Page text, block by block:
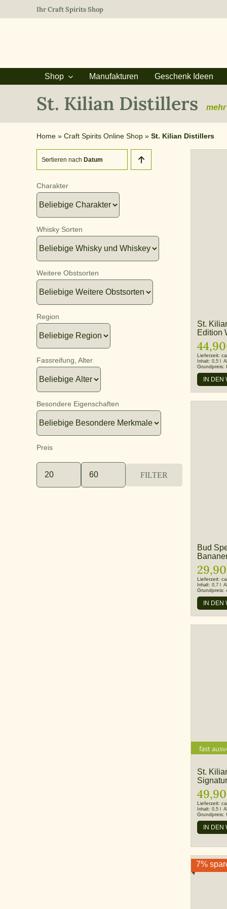
Ihr Craft Spirits Shop
Shop Manufakturen Geschenk Ideen
St. Kilian Distillers
Home» Craft Spirits Online Shop» St. Kilian Distillers
Sortieren nach Datum
Charakter
Whisky Sorten
Weitere Obstsorten
Region
Fassreifung, Alter
Besondere Eigenschaften
Preis
Min.
Preis
Max.
Preis
FILTER
St.
Edition
44,90
Lieferzeit:
Inhalt: 0,5 l
Grundpreis:
IN DEN
Bud
29,90
Lieferzeit:
Inhalt: 0,7 l
Grundpreis:
IN DEN
fast
St.
49,90
Lieferzeit:
Inhalt: 0,5 l
Grundpreis:
IN DEN
7%